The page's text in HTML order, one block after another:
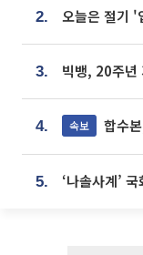
2. 오늘은 절기 '
3.
4. 속보 합수본, '
5.